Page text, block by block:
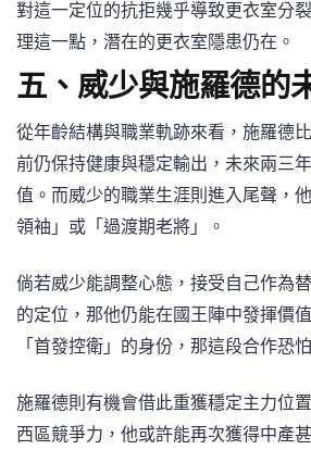
對這一定位的抗拒幾乎導致更衣室分
理這一點，潛在的更衣室隱患仍在。
五、威少與施羅德的
從年齡結構與職業軌跡來看，施羅德
前仍保持健康與穩定輸出，未來兩三
值。而威少的職業生涯則進入尾聲，
領袖」或「過渡期老將」。
倘若威少能調整心態，接受自己作為
的定位，那他仍能在國王陣中發揮價
「首發控衛」的身份，那這段合作恐
施羅德則有機會借此重獲穩定主力位
西區競爭力，他或許能再次獲得中產